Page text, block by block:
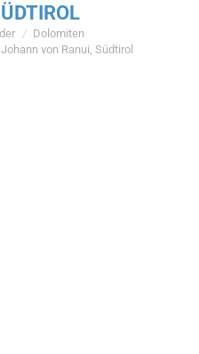
Dolomiten
von Ranui, Südtirol